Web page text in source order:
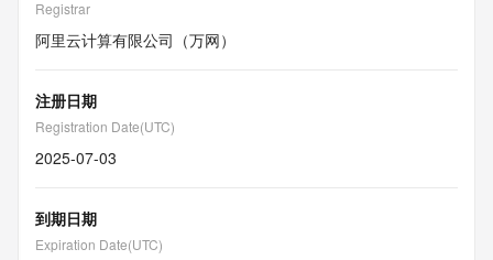
Registrar
阿里云计算有限公司（万网）
注册日期
Registration Date(UTC)
2025-07-03
到期日期
Expiration Date(UTC)